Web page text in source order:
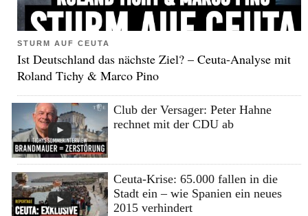
STURM AUF CEUTA
Ist Deutschland das nächste Ziel? – Ceuta-Analyse mit
Roland Tichy & Marco Pino
Club der Versager: Peter Hahne
rechnet mit der CDU ab
Ceuta-Krise: 65.000 fallen in die
Stadt ein – wie Spanien ein neues
2015 verhindert